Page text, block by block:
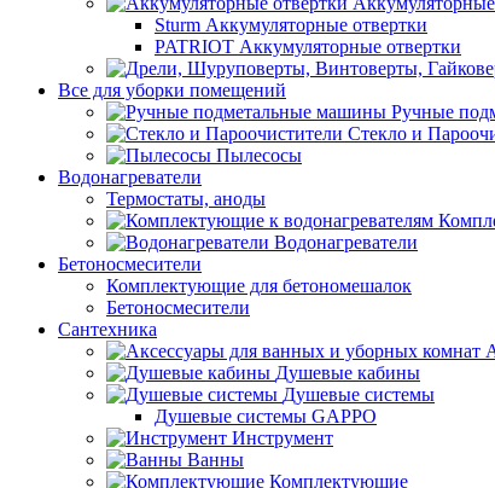
Sturm Аккумуляторные отвертки
PATRIOT Аккумуляторные отвертки
Все для уборки помещений
Ручные
Стекло и
Пылесосы
Водонагреватели
Термостаты, аноды
Водонагреватели
Бетоносмесители
Комплектующие для бетономешалок
Бетоносмесители
Сантехника
Душевые кабины
Душевые системы
Душевые системы GAPPO
Инструмент
Ванны
Комплектующие